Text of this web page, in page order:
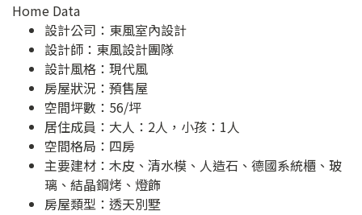
Home Data
設計公司： 東風室內設計
設計師：東風設計團隊
設計風格：現代風
房屋狀況：預售屋
空間坪數：56/坪
居住成員：大人：2人，小孩：1人
空間格局：四房
主要建材：木皮、清水模、人造石、德國系統櫃、玻
璃、結晶鋼烤、燈飾
房屋類型：透天別墅